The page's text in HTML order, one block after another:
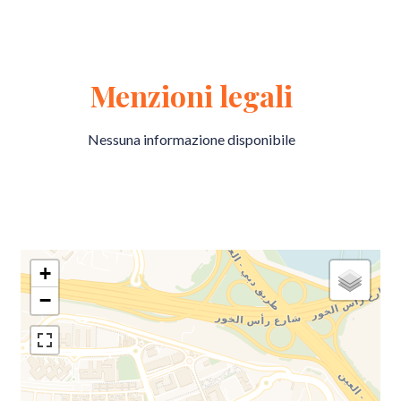
Menzioni legali
Nessuna informazione disponibile
+
−